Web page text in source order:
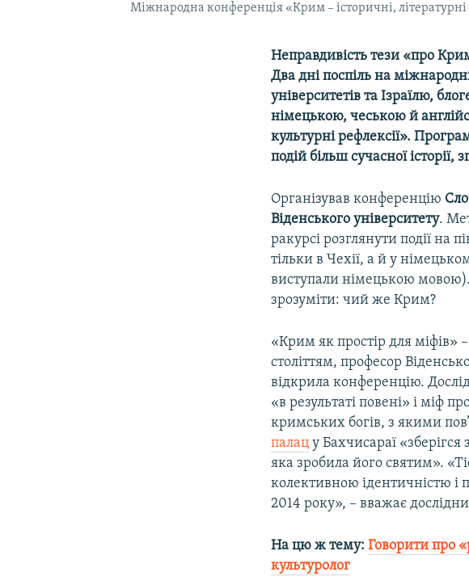
Міжнародна конференція «Крим – історичні, літературні
Неправдивість тези «про
Два дні поспіль на
університетів та Ізраїлю,
німецькою, чеською й
культурні рефлексії».
подій більш сучасної історії,
Організував конференцію
Віденського університету.
ракурсі розглянути події на
тільки в Чехії, а й у
виступали німецькою
зрозуміти: чий же Крим?
«Крим як простір для міфів»
століттям, професор
відкрила конференцію.
«в результаті повені» і міф
кримських богів, з якими
палац у Бахчисараї
яка зробила його святим».
колективною ідентичністю і
2014 року», – вважає
На цю ж тему:Говорити про
культуролог